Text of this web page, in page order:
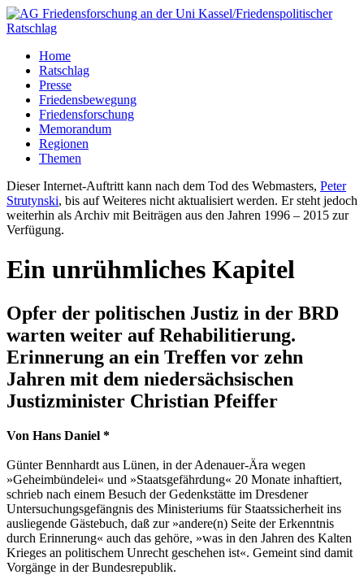
Home
Ratschlag
Presse
Friedensbewegung
Friedensforschung
Memorandum
Regionen
Themen
Dieser Internet-Auftritt kann nach dem Tod des Webmasters, Peter
Strutynski, bis auf Weiteres nicht aktualisiert werden. Er steht jedoch
weiterhin als Archiv mit Beiträgen aus den Jahren 1996 – 2015 zur
Verfügung.
Ein unrühmliches Kapitel
Opfer der politischen Justiz in der BRD
warten weiter auf Rehabilitierung.
Erinnerung an ein Treffen vor zehn
Jahren mit dem niedersächsischen
Justizminister Christian Pfeiffer
Von Hans Daniel *
Günter Bennhardt aus Lünen, in der Adenauer-Ära wegen
»Geheimbündelei« und »Staatsgefährdung« 20 Monate inhaftiert,
schrieb nach einem Besuch der Gedenkstätte im Dresdener
Untersuchungsgefängnis des Ministeriums für Staatssicherheit ins
ausliegende Gästebuch, daß zur »andere(n) Seite der Erkenntnis
durch Erinnerung« auch das gehöre, »was in den Jahren des Kalten
Krieges an politischem Unrecht geschehen ist«. Gemeint sind damit
Vorgänge in der Bundesrepublik.